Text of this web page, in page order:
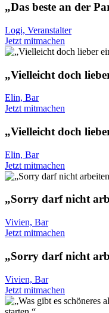
„Das beste an der
Logi, Veranstalter
Jetzt mitmachen
„Vielleicht doch
Elin, Bar
Jetzt mitmachen
„Vielleicht doch
Elin, Bar
Jetzt mitmachen
„Sorry darf nicht
Vivien, Bar
Jetzt mitmachen
„Sorry darf nicht
Vivien, Bar
Jetzt mitmachen